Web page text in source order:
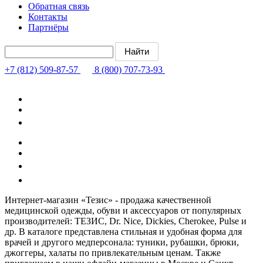
Обратная связь
Контакты
Партнёры
+7 (812) 509-87-57 8 (800) 707-73-93
Интернет-магазин «Тезис» - продажа качественной
медицинской одежды, обуви и аксессуаров от популярных
производителей: ТЕЗИС, Dr. Nice, Dickies, Cherokee, Pulse и
др. В каталоге представлена стильная и удобная форма для
врачей и другого медперсонала: туники, рубашки, брюки,
джоггеры, халаты по привлекательным ценам. Также